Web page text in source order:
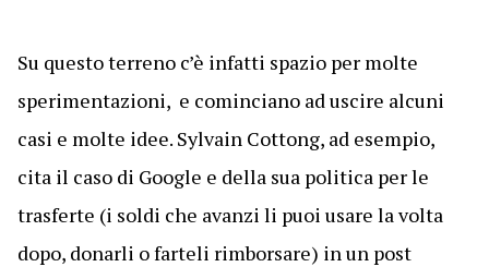
Su questo terreno c’è infatti spazio per molte
sperimentazioni, e cominciano ad uscire alcuni
casi e molte idee. Sylvain Cottong, ad esempio,
cita il caso di Google e della sua politica per le
trasferte (i soldi che avanzi li puoi usare la volta
dopo, donarli o farteli rimborsare) in un post